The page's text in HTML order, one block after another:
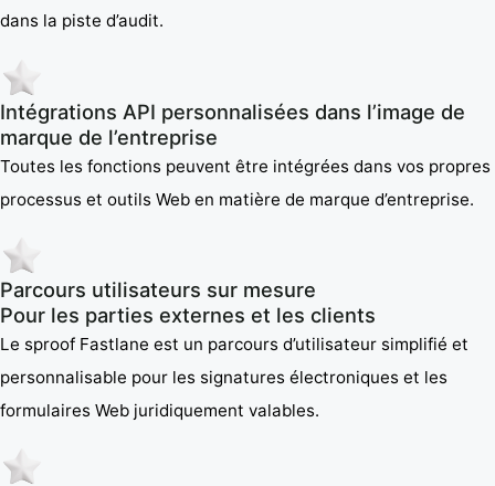
dans la piste d’audit.
Intégrations API personnalisées dans l’image de
marque de l’entreprise
Toutes les fonctions peuvent être intégrées dans vos propres
processus et outils Web en matière de marque d’entreprise.
Parcours utilisateurs sur mesure
Pour les parties externes et les clients
Le sproof Fastlane est un parcours d’utilisateur simplifié et
personnalisable pour les signatures électroniques et les
formulaires Web juridiquement valables.